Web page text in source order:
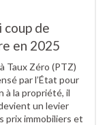
coup de
en 2025
Taux Zéro (PTZ)
par l’État pour
à la propriété, il
un levier
prix immobiliers et